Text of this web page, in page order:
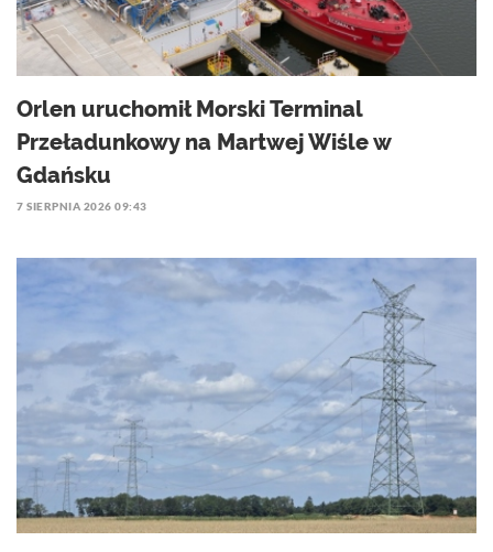
Orlen uruchomił Morski Terminal
Przeładunkowy na Martwej Wiśle w
Gdańsku
7 SIERPNIA 2026 09:43